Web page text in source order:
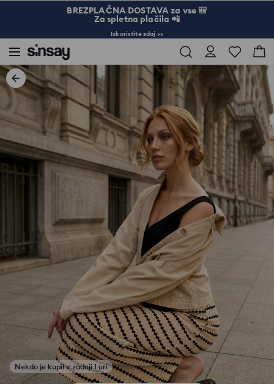
BREZPLAČNA DOSTAVA za vse 🎒
Za spletna plačila 📲
Izkoristite zdaj >>
Nekdo je kupil v zadnji 1 uri